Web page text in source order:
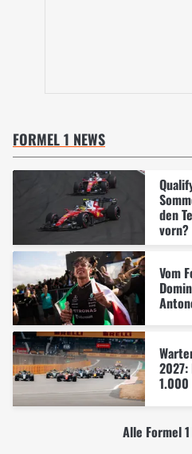
FORMEL 1 NEWS
den
vorn?
Vom
2027:
Alle Formel